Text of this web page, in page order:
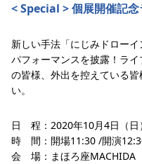
< Special > 個展開催記念
新しい手法「にじみドロー
パフォーマンスを披露！ラ
の皆様、外出を控えている
い。
日 程：2020年10月4日（日）
時 間：開場11:30 /開演
会 場：まほろ座MACHIDA